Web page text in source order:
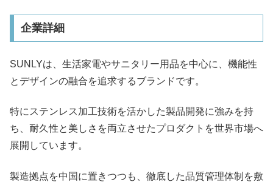
企業詳細
SUNLYは、生活家電やサニタリー用品を中心に、機能性
とデザインの融合を追求するブランドです。
特にステンレス加工技術を活かした製品開発に強みを持
ち、耐久性と美しさを両立させたプロダクトを世界市場へ
展開しています。
製造拠点を中国に置きつつも、徹底した品質管理体制を敷